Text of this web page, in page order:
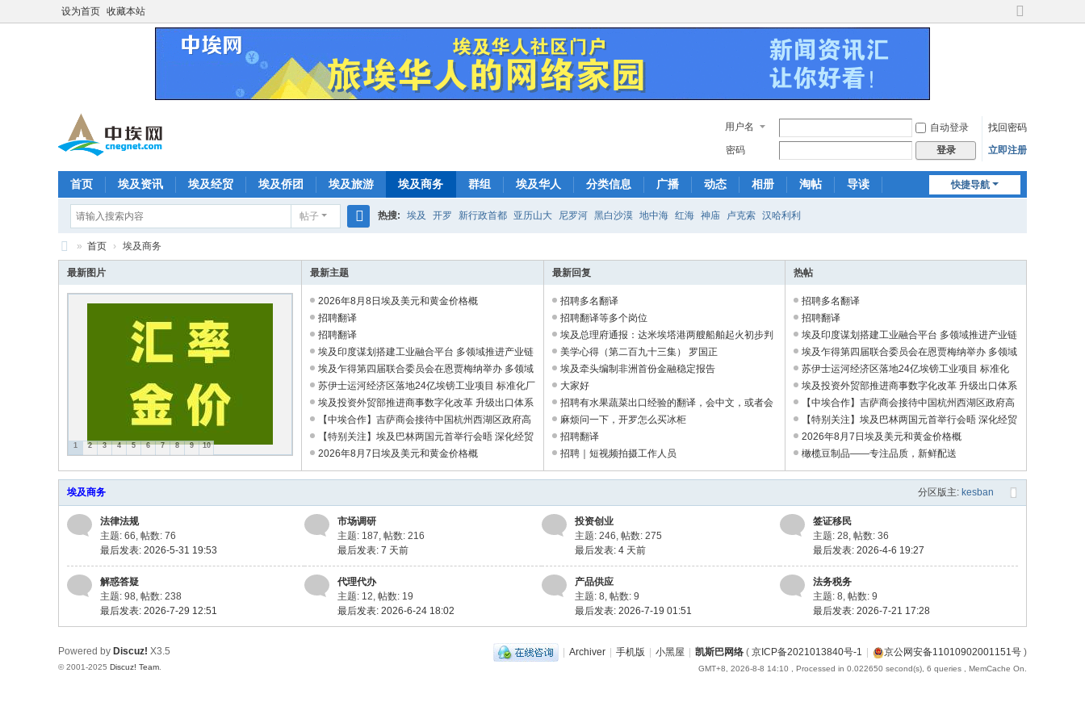
设为首页 收藏本站
切
用户名 自动登录
找回密码
密码
登录 立即注册
快捷导航
首页 埃及资讯 埃及经贸 埃及侨团 埃及旅游 埃及商务 群组 埃及华人 分类信息 广播 动态 相册 淘帖
导读
帖子
索
热搜: 埃及 开罗 新行政首都 亚历山大 尼罗河 黑白沙漠 地中海 红海 神庙 卢克索 汉哈利利
中
埃
的
网
络
家
» 首页 › 埃及商务
最新图片
1 2 3 4 5 6 7 8 9 10
最新主题
2026年8月8日埃及美元和黄金价格概
招聘翻译
招聘翻译
埃及印度谋划搭建工业融合平台 多领域推进产业链
务实合作 ...
埃及乍得第四届联合委员会在恩贾梅纳举办 多领域
深化双边务实合 ...
苏伊士运河经济区落地24亿埃镑工业项目 标准化厂
房赋能招商引资 ...
埃及投资外贸部推进商事数字化改革 升级出口体系
优化营商环境 ...
【中埃合作】吉萨商会接待中国杭州西湖区政府高
级代表团 共商深 ...
【特别关注】埃及巴林两国元首举行会晤 深化经贸
投资合作 共护地 ...
2026年8月7日埃及美元和黄金价格概
最新回复
招聘多名翻译
招聘翻译等多个岗位
埃及总理府通报：达米埃塔港两艘船舶起火初步判
定系无人机引发 ...
美学心得（第二百九十三集） 罗国正
埃及牵头编制非洲首份金融稳定报告
大家好
招聘有水果蔬菜出口经验的翻译，会中文，或者会
英文都可以 ...
麻烦问一下，开罗怎么买冰柜
招聘翻译
招聘｜短视频拍摄工作人员
热帖
招聘多名翻译
招聘翻译
埃及印度谋划搭建工业融合平台 多领域推进产业链
务实合作 ...
埃及乍得第四届联合委员会在恩贾梅纳举办 多领域
深化双边务实合 ...
苏伊士运河经济区落地24亿埃镑工业项目 标准化
厂房赋能招商引资 ...
埃及投资外贸部推进商事数字化改革 升级出口体系
优化营商环境 ...
【中埃合作】吉萨商会接待中国杭州西湖区政府高
级代表团 共商深 ...
【特别关注】埃及巴林两国元首举行会晤 深化经贸
投资合作 共护地 ...
2026年8月7日埃及美元和黄金价格概
橄榄豆制品——专注品质，新鲜配送
分区版主: kesban
埃及商务
法律法规
主题: 66, 帖数: 76
最后发表: 2026-5-31 19:53
市场调研
主题: 187, 帖数: 216
最后发表: 7 天前
投资创业
主题: 246, 帖数: 275
最后发表: 4 天前
签证移民
主题: 28, 帖数: 36
最后发表: 2026-4-6 19:27
解惑答疑
主题: 98, 帖数: 238
最后发表: 2026-7-29 12:51
代理代办
主题: 12, 帖数: 19
最后发表: 2026-6-24 18:02
产品供应
主题: 8, 帖数: 9
最后发表: 2026-7-19 01:51
法务税务
主题: 8, 帖数: 9
最后发表: 2026-7-21 17:28
| Archiver | 手机版 | 小黑屋 | 凯斯巴网络 ( 京ICP备2021013840号-1 | 京公网安备11010902001151号 )
GMT+8, 2026-8-8 14:10 , Processed in 0.022650 second(s), 6 queries , MemCache On.
Powered by Discuz! X3.5
© 2001-2025 Discuz! Team